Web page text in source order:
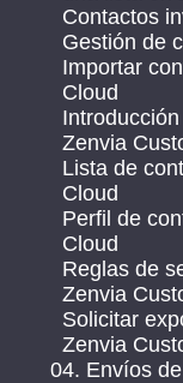
Contactos
Gestión de
Importar
Cloud
Zenvia
Lista de
Cloud
Perfil de
Cloud
Reglas de
Zenvia
Solicitar
Zenvia
04. Envíos